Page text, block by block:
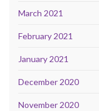
March 2021
February 2021
January 2021
December 2020
November 2020